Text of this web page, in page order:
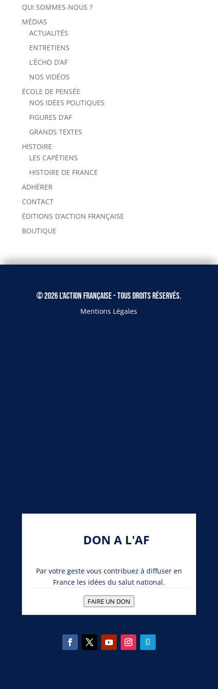
QUI SOMMES-NOUS ?
MÉDIAS
ACTUALITÉS
ENTRETIENS
L’ÉCHO D’AF
NOS VIDÉOS
ÉCOLE DE PENSÉE
NOS IDÉES POLITIQUES
FIGURES D’AF
GRANDS TEXTES
HISTOIRE
LES CAPÉTIENS
HISTOIRE DE FRANCE
ADHÉRER
CONTACT
ÉDITIONS D’ACTION FRANÇAISE
BOUTIQUE
© 2026 L'Action Française - Tous droits réservés.
Mentions Légales
DON A L'AF
Par votre geste vous contribuez à diffuser en
France les idées du salut national.
FAIRE UN DON